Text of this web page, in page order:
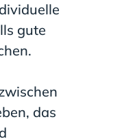
gute
das